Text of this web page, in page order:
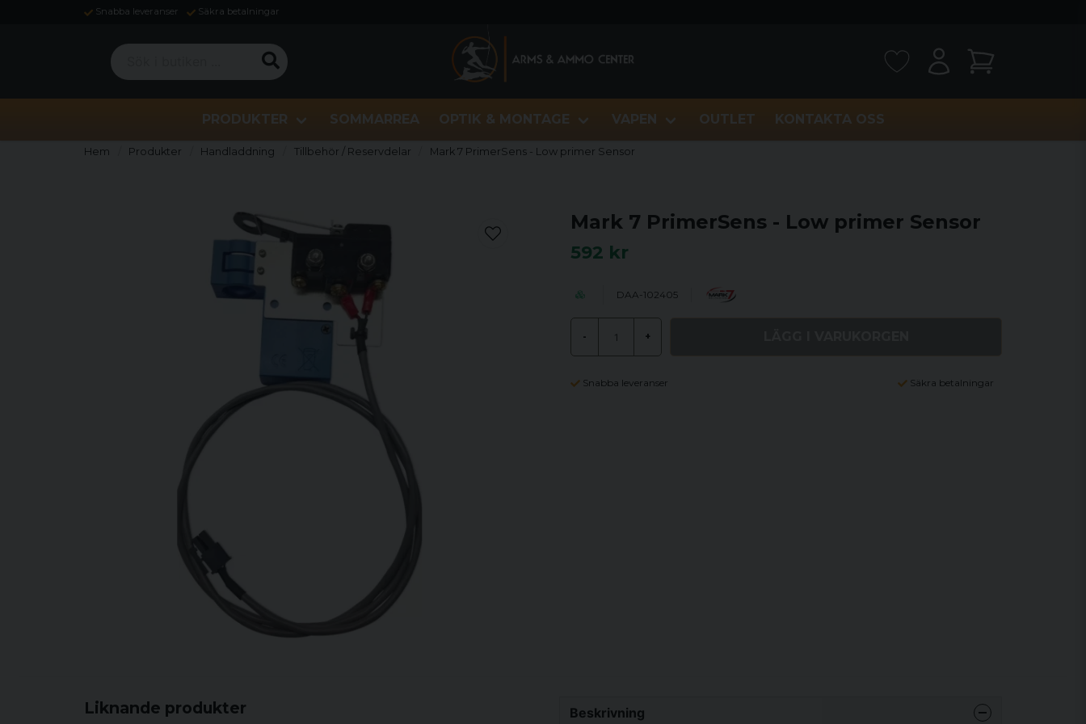
Snabba leveranser Säkra betalningar
Sök i butiken ...
PRODUKTER SOMMARREA OPTIK & MONTAGE VAPEN OUTLET KONTAKTA OSS
Hem Produkter Handladdning Tillbehör / Reservdelar Mark 7 PrimerSens - Low primer Sensor
Mark 7 PrimerSens - Low primer Sensor
592 kr
DAA-102405
- +
Snabba leveranser Säkra betalningar
Liknande produkter Beskrivning